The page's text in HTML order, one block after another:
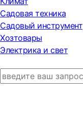
Садовая техника
Садовый инструмент
Хозтовары
Электрика и свет